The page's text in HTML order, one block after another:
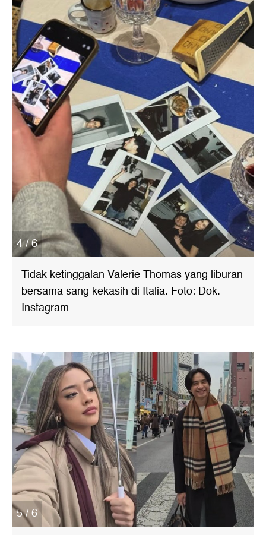
4 / 6
Tidak ketinggalan Valerie Thomas yang liburan
bersama sang kekasih di Italia. Foto: Dok.
Instagram
5 / 6